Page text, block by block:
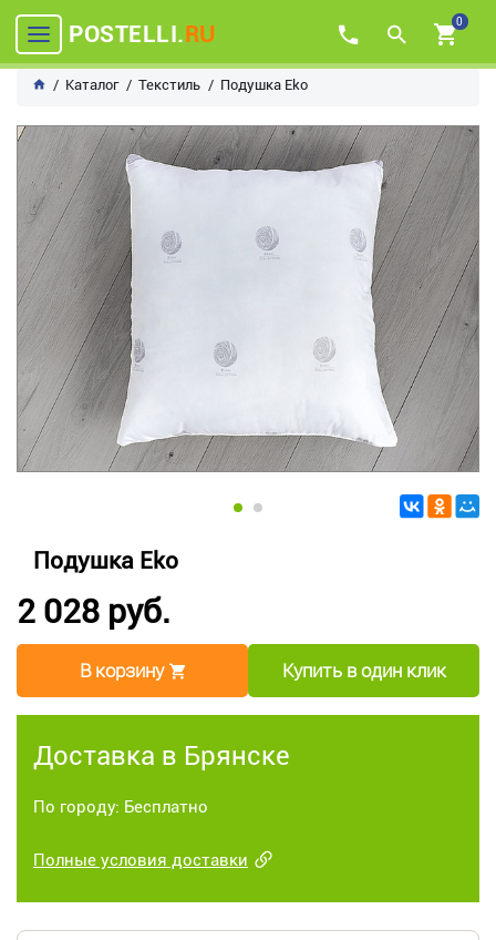
POSTELLI.RU 0
Каталог Текстиль Подушка Eko
Подушка Eko
2 028 руб.
В корзину Купить в один клик
Доставка в Брянске
По городу: Бесплатно
Полные условия доставки